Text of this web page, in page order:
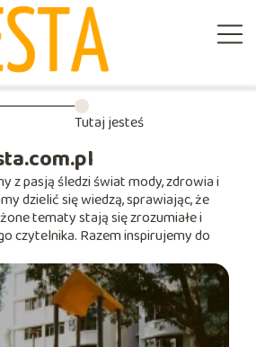
Tutaj jesteś
z pasją śledzi świat mody, zdrowia i
dzielić się wiedzą, sprawiając, że
tematy stają się zrozumiałe i
czytelnika. Razem inspirujemy do